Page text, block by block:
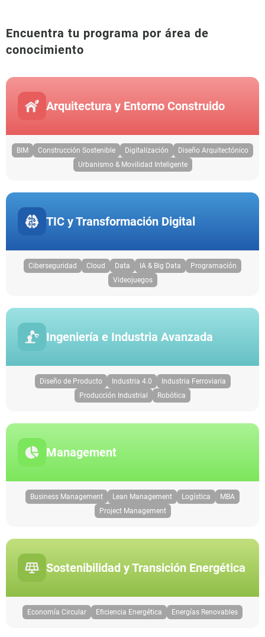
Encuentra tu programa por área de
conocimiento
Arquitectura y Entorno Construido
BIM Construcción Sostenible Digitalización
Diseño Arquitectónico
Urbanismo & Movilidad Inteligente
TIC y Transformación Digital
Ciberseguridad Cloud Data IA & Big Data
Programación
Videojuegos
Ingeniería e Industria Avanzada
Diseño de Producto Industria 4.0
Industria Ferroviaria
Producción Industrial
Robótica
Management
Business Management Lean Management Logística
MBA
Project Management
Sostenibilidad y Transición Energética
Economía Circular Eficiencia Energética Energías Renovables